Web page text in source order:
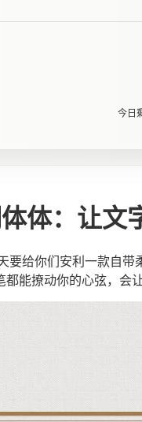
今日
体：让文
要给你们安利一款自
能撩动你的心弦，会